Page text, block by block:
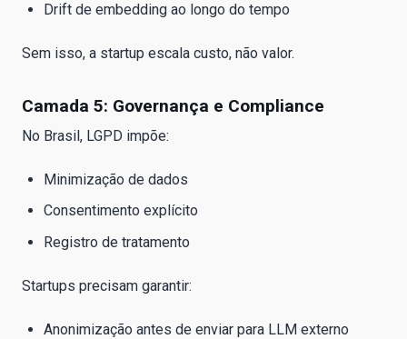
Drift de embedding ao longo do tempo
Sem isso, a startup escala custo, não valor.
Camada 5: Governança e Compliance
No Brasil, LGPD impõe:
Minimização de dados
Consentimento explícito
Registro de tratamento
Startups precisam garantir:
Anonimização antes de enviar para LLM externo